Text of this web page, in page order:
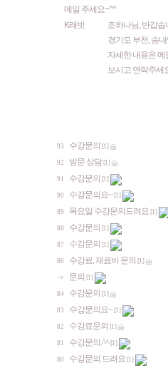
메일 주세요~^^
K래빗
조하나님, 반갑습
경기도 부천, 송
자세한 내용은
보시고 연락주세
93 수강문의 [1]
92 방문 상담 [1]
91 수강문의 [1]
90 수강문의요~ [1]
89 목요일 수강문의드려요 [1]
88 수강문의 [1]
87 수강문의 [1]
86 수강료, 재료비 문의 [1]
문의 [1]
84 수강문의 [1]
83 수강문의요~ [1]
82 수강료문의 [1]
81 수강문의.^^ [1]
80 수강문의 드려요 [1]